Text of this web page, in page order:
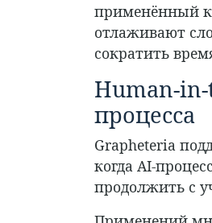
применённый к
отлаживают
сократить
Human-
процесса
Grapheteria
когда AI-
продолжить с